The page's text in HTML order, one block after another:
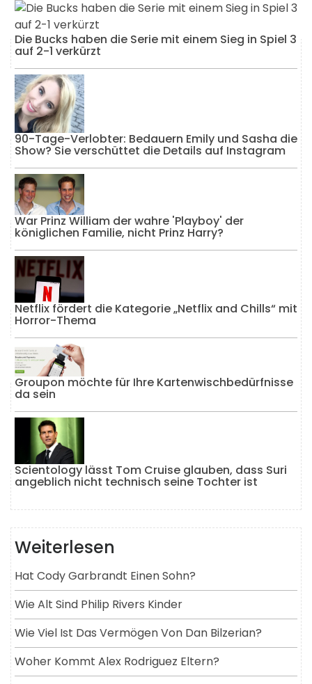
Die Bucks haben die Serie mit einem Sieg in Spiel 3
auf 2-1 verkürzt
90-Tage-Verlobter: Bedauern Emily und Sasha die
Show? Sie verschüttet die Details auf Instagram
War Prinz William der wahre 'Playboy' der
königlichen Familie, nicht Prinz Harry?
Netflix fördert die Kategorie „Netflix and Chills“ mit
Horror-Thema
Groupon möchte für Ihre Kartenwischbedürfnisse
da sein
Scientology lässt Tom Cruise glauben, dass Suri
angeblich nicht technisch seine Tochter ist
Weiterlesen
Hat Cody Garbrandt Einen Sohn?
Wie Alt Sind Philip Rivers Kinder
Wie Viel Ist Das Vermögen Von Dan Bilzerian?
Woher Kommt Alex Rodriguez Eltern?